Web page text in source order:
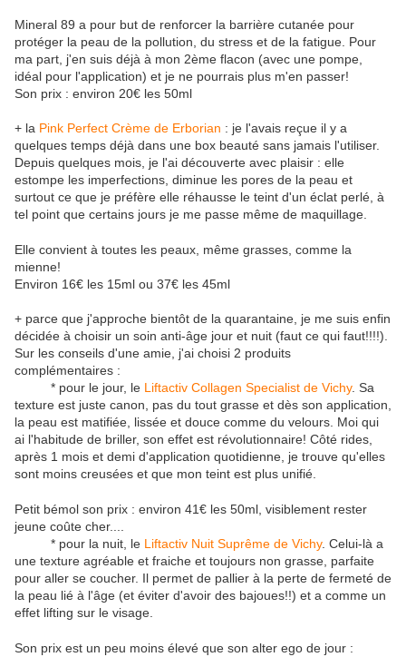
Mineral 89 a pour but de renforcer la barrière cutanée pour
protéger la peau de la pollution, du stress et de la fatigue. Pour
ma part, j'en suis déjà à mon 2ème flacon (avec une pompe,
idéal pour l'application) et je ne pourrais plus m'en passer!
Son prix : environ 20€ les 50ml
+ la Pink Perfect Crème de Erborian : je l'avais reçue il y a
quelques temps déjà dans une box beauté sans jamais l'utiliser.
Depuis quelques mois, je l'ai découverte avec plaisir : elle
estompe les imperfections, diminue les pores de la peau et
surtout ce que je préfère elle réhausse le teint d'un éclat perlé, à
tel point que certains jours je me passe même de maquillage.
Elle convient à toutes les peaux, même grasses, comme la
mienne!
Environ 16€ les 15ml ou 37€ les 45ml
+ parce que j'approche bientôt de la quarantaine, je me suis enfin
décidée à choisir un soin anti-âge jour et nuit (faut ce qui faut!!!!).
Sur les conseils d'une amie, j'ai choisi 2 produits
complémentaires :
* pour le jour, le Liftactiv Collagen Specialist de Vichy. Sa
texture est juste canon, pas du tout grasse et dès son application,
la peau est matifiée, lissée et douce comme du velours. Moi qui
ai l'habitude de briller, son effet est révolutionnaire! Côté rides,
après 1 mois et demi d'application quotidienne, je trouve qu'elles
sont moins creusées et que mon teint est plus unifié.
Petit bémol son prix : environ 41€ les 50ml, visiblement rester
jeune coûte cher....
* pour la nuit, le Liftactiv Nuit Suprême de Vichy. Celui-là a
une texture agréable et fraiche et toujours non grasse, parfaite
pour aller se coucher. Il permet de pallier à la perte de fermeté de
la peau lié à l'âge (et éviter d'avoir des bajoues!!) et a comme un
effet lifting sur le visage.
Son prix est un peu moins élevé que son alter ego de jour :